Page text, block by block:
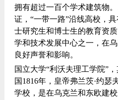
拥有超过一百个学术建筑物
证，“一带一路”沿线高校，
士研究生和博士生的教育资
学和技术发展中心之一，在
良好声誉和影响。
国立大学“利沃夫理工学院”
国1816年，皇帝弗兰茨·约瑟
学校，是在乌克兰和东欧建